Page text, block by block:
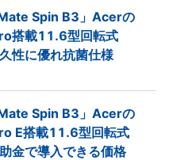
Spin B3」Acerの
搭載11.6型回転式
性に優れ抗菌仕様
Spin B3」Acerの
E搭載11.6型回転式
金で導入できる価格